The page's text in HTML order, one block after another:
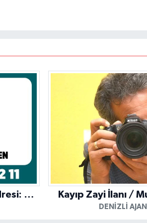
Denizli’de Temizliğin Güvenilir Adresi: Özkan Yerinde Yıkama Kayıp Zayi İlanı /
DENIZLI